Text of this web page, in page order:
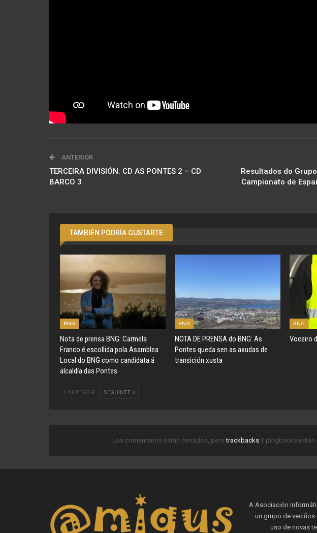
ANTERIOR
TERCEIRA DIVISIÓN. CD AS PONTES 2 – CD
BARCO 3
Resultados do
Campionato de
TAMBIÉN PODRÍA GUSTARTE
BNG
Nota de prensa BNG: Carmela
Franco é escollida pola Asamblea
Local do BNG como candidata á
alcaldía das Pontes
BNG
NOTA DE PRENSA do BNG: As
Pontes queda sen as axudas de
transición xusta
BNG
Voceiro
ANTERIOR SEGUINTE
Los comentarios están cerrados, perotrackbacksY pingbacks están
A Asociación
un grupo de
uso de novas